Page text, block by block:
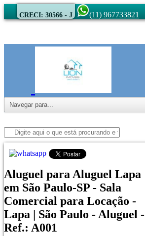
CRECI: 30566 - J (11) 967733821
Aluguel para Aluguel Lapa
em São Paulo-SP - Sala
Comercial para Locação -
Lapa | São Paulo - Aluguel -
Ref.: A001